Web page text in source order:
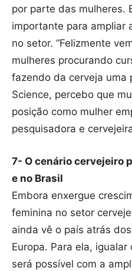
por parte das mulheres.
importante para ampliar
no setor. “Felizmente
mulheres procurando
fazendo da cerveja uma
Science, percebo que
posição como mulher
pesquisadora e
7- O cenário cervejeiro
e no Brasil
Embora enxergue
feminina no setor
ainda vê o país atrás
Europa. Para ela,
será possível com a